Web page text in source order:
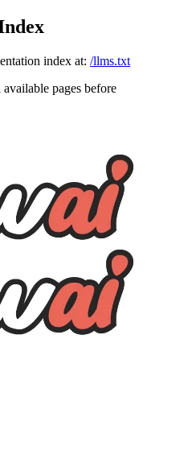
index at: /llms.txt
pages before